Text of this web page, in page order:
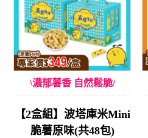
\濃郁薯香 自然鬆脆/
【2盒組】波塔庫米Mini
脆薯原味(共48包)